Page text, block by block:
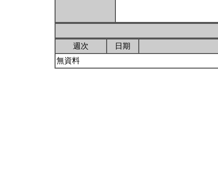
週次
日期
無資料